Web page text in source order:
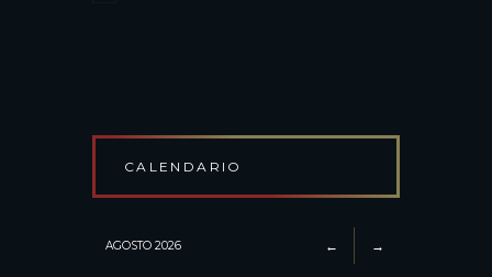
CALENDARIO
AGOSTO 2026